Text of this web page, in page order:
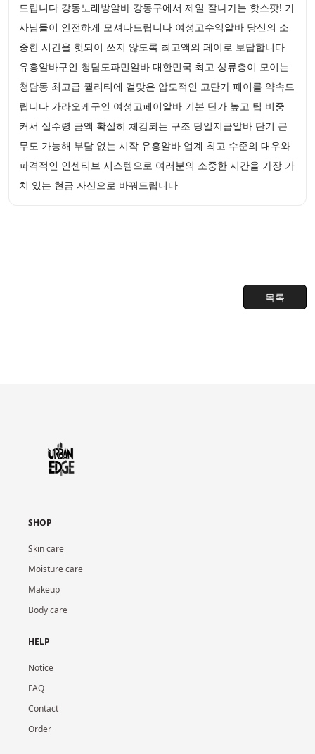
드립니다 강동노래방알바 강동구에서 제일 잘나가는 핫스팟! 기
사님들이 안전하게 모셔다드립니다 여성고수익알바 당신의 소
중한 시간을 헛되이 쓰지 않도록 최고액의 페이로 보답합니다
유흥알바구인 청담도파민알바 대한민국 최고 상류층이 모이는
청담동 최고급 퀄리티에 걸맞은 압도적인 고단가 페이를 약속드
립니다 가라오케구인 여성고페이알바 기본 단가 높고 팁 비중
커서 실수령 금액 확실히 체감되는 구조 당일지급알바 단기 근
무도 가능해 부담 없는 시작 유흥알바 업계 최고 수준의 대우와
파격적인 인센티브 시스템으로 여러분의 소중한 시간을 가장 가
치 있는 현금 자산으로 바꿔드립니다
목록
SHOP
Skin care
Moisture care
Makeup
Body care
HELP
Notice
FAQ
Contact
Order